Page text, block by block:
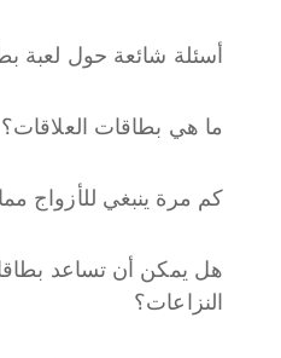
أسئلة شائعة حول لعبة
ما هي بطاقات العلاقات؟
كم مرة ينبغي للأزواج
هل يمكن أن تساعد
النزاعات؟